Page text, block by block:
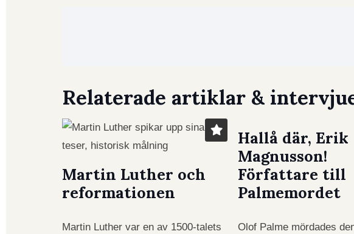
Relaterade artiklar &
Martin Luther och
reformationen
Martin Luther var en av 1500-talets
Hallå där, Erik
Magnusson!
Författare till
Palmemordet
Olof Palme mördades